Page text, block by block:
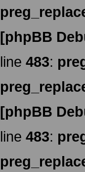
[phpBB
line 483:
[phpBB
line 483: